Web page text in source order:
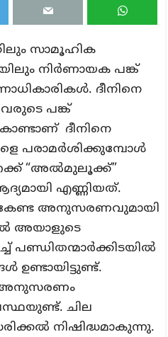
സാമൂഹിക
നിർണായക പങ്ക്
ദീനിനെ
പങ്ക്
ദീനിനെ
പരാമർശിക്കുമ്പോൾ
“അൽമുലൂക്ക്”
എണ്ണിയത്.
അനുസരണവുമായി
അയാളുടെ
ഉണ്ടായിട്ടുണ്ട്.
അനുസരണം
ചില
നിഷിദ്ധമാകുന്നു.